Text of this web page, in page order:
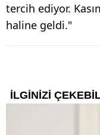
tercih ediyor.
haline geldi."